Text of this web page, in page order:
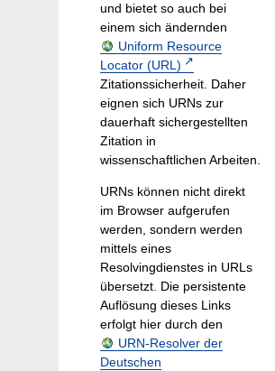
und bietet so auch bei
einem sich ändernden
Uniform Resource
Locator (URL)
Zitationssicherheit. Daher
eignen sich URNs zur
dauerhaft sichergestellten
Zitation in
wissenschaftlichen Arbeiten.
URNs können nicht direkt
im Browser aufgerufen
werden, sondern werden
mittels eines
Resolvingdienstes in URLs
übersetzt. Die persistente
Auflösung dieses Links
erfolgt hier durch den
URN-Resolver der
Deutschen